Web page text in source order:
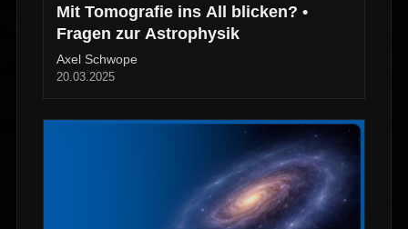
Mit Tomografie ins All blicken? •
Fragen zur Astrophysik
Axel Schwope
20.03.2025